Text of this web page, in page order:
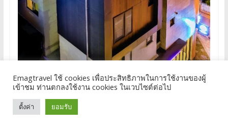
Emagtravel ใช้ cookies เพื่อประสิทธิภาพในการใช้งานของผู้
เข้าชม ท่านตกลงใช้งาน cookies ในเวบไซต์ต่อไป
ตั้งค่า ยอมรับ